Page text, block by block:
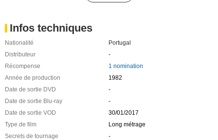
Infos techniques
Nationalité
Portugal
Distributeur
-
Récompense
1 nomination
Année de production
1982
Date de sortie DVD
-
Date de sortie Blu-ray
-
Date de sortie VOD
30/01/2017
Type de film
Long métrage
Secrets de tournage
-